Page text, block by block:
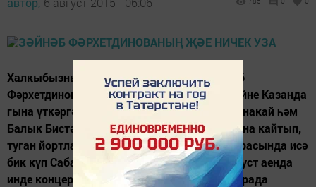
Халкыбызның яраткан җырчылары Зәйнәб
Фәрхетдинова һәм Зөфәр Билалов быел җәйне Казанда
гына үткәргән. Рамазан аенда ике якка - Азнакай һәм
Балык Бистәсе районнарындагы авылларына кайтып,
туган йортларында ял итеп килгәннәр. Ял арасында исә
бик күп Сабантуйларда катнашканнар. "Август аенда
инде концертлар башлана. Аңа кадәр буш арада